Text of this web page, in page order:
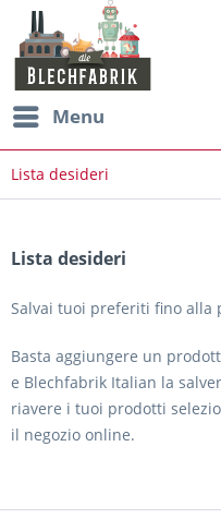
Menu
Lista desideri
Lista desideri
Salvai tuoi preferiti fino alla
Basta aggiungere un
e Blechfabrik Italian la
riavere i tuoi prodotti
il negozio online.